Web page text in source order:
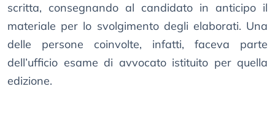
scritta, consegnando al candidato in anticipo il
materiale per lo svolgimento degli elaborati. Una
delle persone coinvolte, infatti, faceva parte
dell’ufficio esame di avvocato istituito per quella
edizione.